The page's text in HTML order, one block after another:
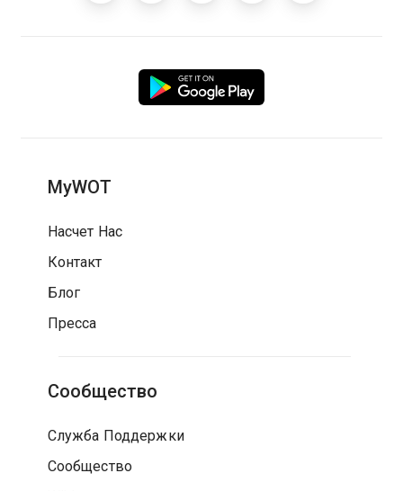
MyWOT
Насчет Нас
Контакт
Блог
Пресса
Сообщество
Служба Поддержки
Сообщество